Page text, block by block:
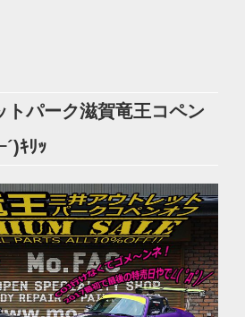
トパーク滋賀竜王コペン
ｷﾘｯ